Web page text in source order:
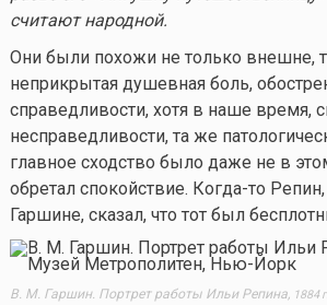
считают народной.
Они были похожи не только внешне,
неприкрытая душевная боль,
справедливости, хотя в наше время,
несправедливости, та же
главное сходство было даже не в
обретал спокойствие. Когда-то
Гаршине, сказал, что тот был
В. М. Гаршин. Портрет работы Ильи Репина, 1884 г.